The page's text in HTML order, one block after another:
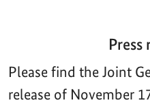
Press
Please find the Joint
release of November